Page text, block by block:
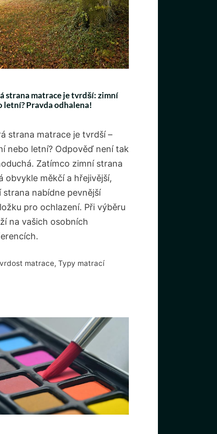
strana matrace je tvrdší: zimní
letní? Pravda odhalena!
strana matrace je tvrdší –
nebo letní? Odpověď není tak
Zatímco zimní strana
obvykle měkčí a hřejivější,
strana nabídne pevnější
pro ochlazení. Při výběru
na vašich osobních
matrace,Typy matrací